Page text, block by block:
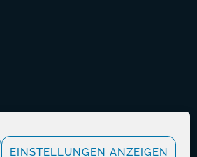
EINSTELLUNGEN ANZEIGEN